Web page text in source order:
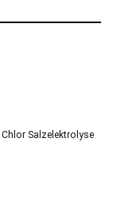
Salzelektrolyse